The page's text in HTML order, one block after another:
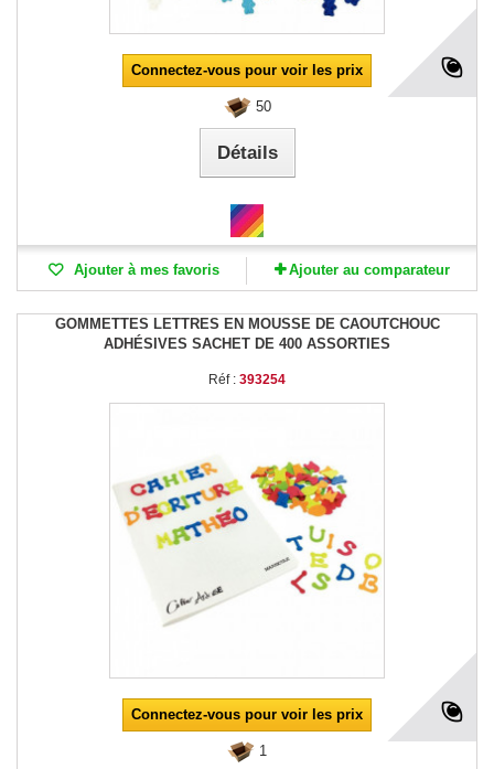
Connectez-vous pour voir les prix
50
Détails
Ajouter à mes favoris Ajouter au comparateur
GOMMETTES LETTRES EN MOUSSE DE CAOUTCHOUC
ADHÉSIVES SACHET DE 400 ASSORTIES
Réf : 393254
Connectez-vous pour voir les prix
1